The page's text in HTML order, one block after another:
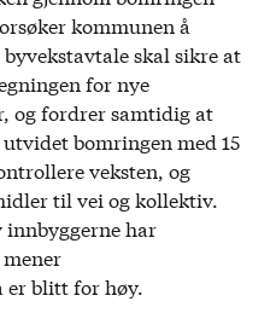
kommunen å
skal sikre at
for nye
og fordrer samtidig at
bomringen med 15
veksten, og
til vei og kollektiv.
innbyggerne har
er blitt for høy.